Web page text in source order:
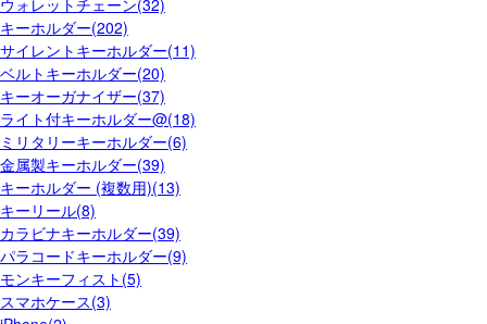
ウォレットチェーン(32)
キーホルダー(202)
サイレントキーホルダー(11)
ベルトキーホルダー(20)
キーオーガナイザー(37)
ライト付キーホルダー@(18)
ミリタリーキーホルダー(6)
金属製キーホルダー(39)
キーホルダー (複数用)(13)
キーリール(8)
カラビナキーホルダー(39)
パラコードキーホルダー(9)
モンキーフィスト(5)
スマホケース(3)